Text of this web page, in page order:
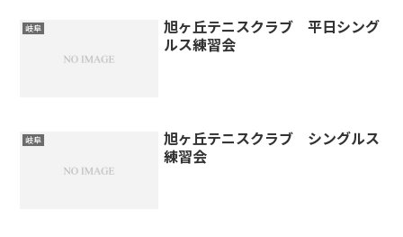
岐阜
旭ヶ丘テニスクラブ 平日シング
ルス練習会
岐阜
旭ヶ丘テニスクラブ シングルス
練習会